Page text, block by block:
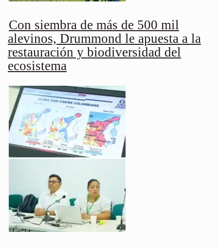
Con siembra de más de 500 mil
alevinos, Drummond le apuesta a la
restauración y biodiversidad del
ecosistema